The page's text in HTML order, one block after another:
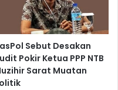
Sebut Desakan
Pokir Ketua PPP NTB
Sarat Muatan